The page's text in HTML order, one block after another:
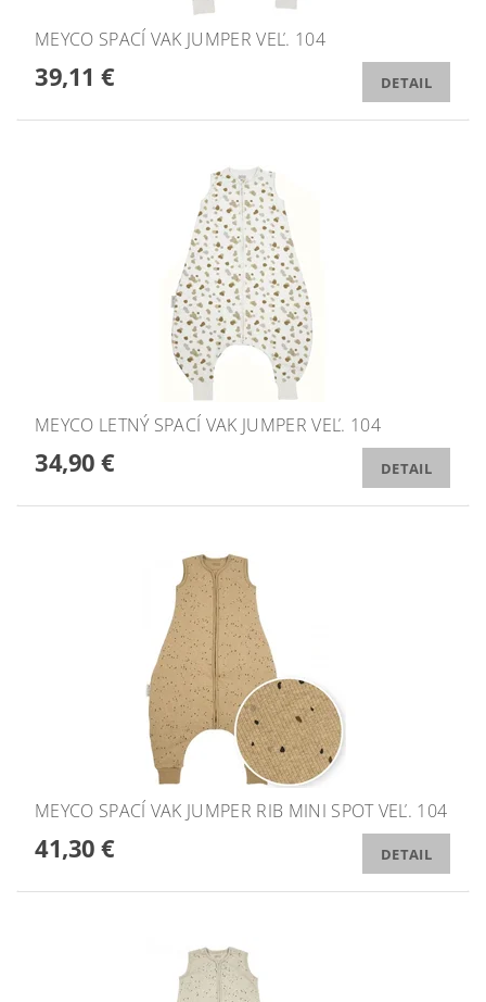
MEYCO SPACÍ VAK JUMPER VEĽ. 104
39,11 € DETAIL
MEYCO LETNÝ SPACÍ VAK JUMPER VEĽ. 104
34,90 € DETAIL
MEYCO SPACÍ VAK JUMPER RIB MINI SPOT VEĽ. 104
41,30 € DETAIL